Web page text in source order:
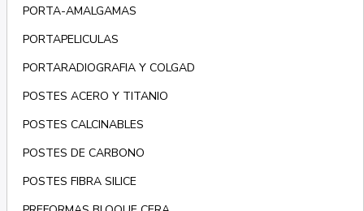
PORTA-AMALGAMAS
PORTAPELICULAS
PORTARADIOGRAFIA Y COLGAD
POSTES ACERO Y TITANIO
POSTES CALCINABLES
POSTES DE CARBONO
POSTES FIBRA SILICE